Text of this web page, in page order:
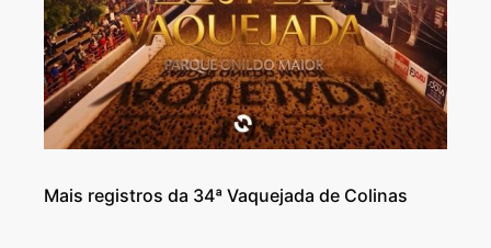
Mais registros da 34ª Vaquejada de Colinas